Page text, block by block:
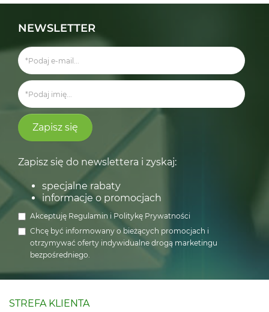
NEWSLETTER
Zapisz się
Zapisz się do newslettera i zyskaj:
specjalne rabaty
informacje o promocjach
Akceptuję Regulamin i Politykę Prywatności
Chcę być informowany o bieżących promocjach i
otrzymywać oferty indywidualne drogą marketingu
bezpośredniego.
STREFA KLIENTA